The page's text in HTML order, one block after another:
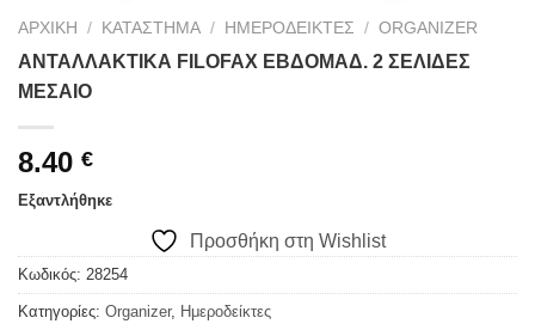
ΑΡΧΙΚΉ / ΚΑΤΆΣΤΗΜΑ / ΗΜΕΡΟΔΕΊΚΤΕΣ / ORGANIZER
ΑΝΤΑΛΛΑΚΤΙΚΑ FILOFAX ΕΒΔΟΜΑΔ. 2 ΣΕΛΙΔΕΣ
ΜΕΣΑΙΟ
8.40 €
Εξαντλήθηκε
Προσθήκη στη Wishlist
Κωδικός: 28254
Κατηγορίες: Organizer, Ημεροδείκτες